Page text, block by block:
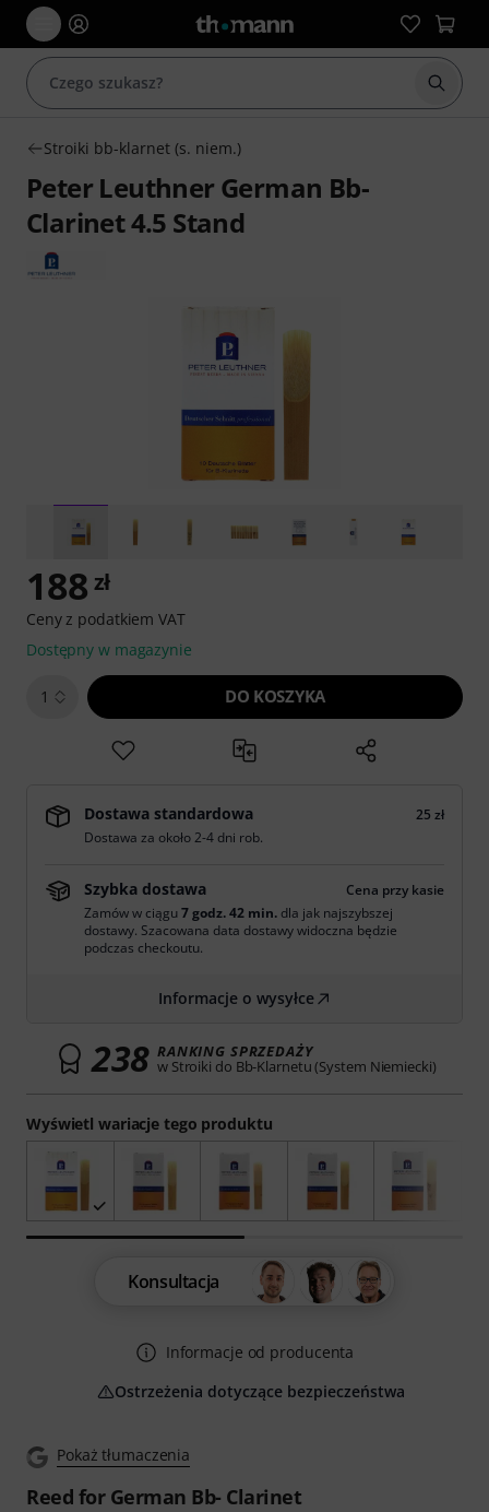
Stroiki bb-klarnet (s. niem.)
Peter Leuthner German Bb-
Clarinet 4.5 Stand
Pokaż tłumaczenia
Reed for German Bb- Clarinet
Wyświetl wariacje tego produktu
188 zł
Ceny z podatkiem VAT
Dostępny w magazynie
1 DO KOSZYKA
Dostawa standardowa
25 zł
Dostawa za około 2-4 dni rob.
Szybka dostawa
Cena przy kasie
Zamów w ciągu7 godz. 42 min. dla jak najszybszej
dostawy. Szacowana data dostawy widoczna będzie
podczas checkoutu.
Informacje o wysyłce
238 RANKING SPRZEDAŻY
w Stroiki do Bb-Klarnetu (System Niemiecki)
Konsultacja
Informacje od producenta
Ostrzeżenia dotyczące bezpieczeństwa